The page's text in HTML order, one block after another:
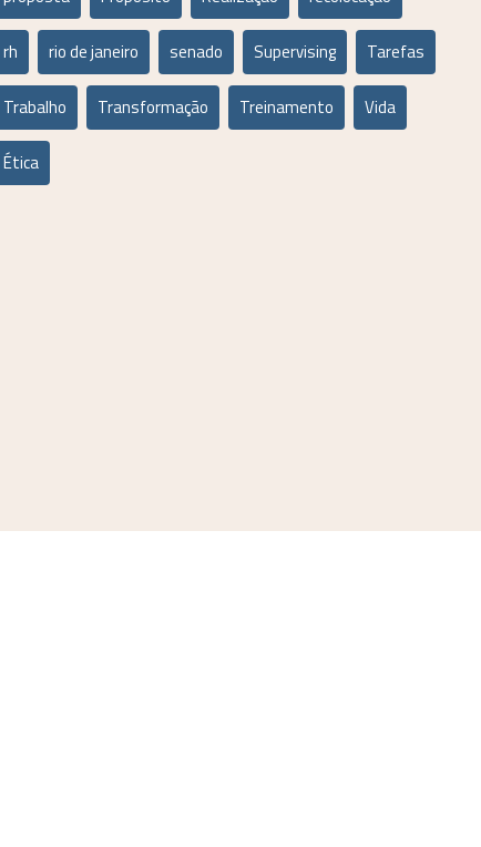
rh rio de janeiro senado Supervising Tarefas
Trabalho Transformação Treinamento Vida
Ética